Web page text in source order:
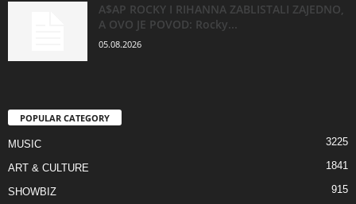
A$AP ROCKY I RIHANNA ZABLISTALI ZAJEDNO,
A OVO JE POVOD: Rocky...
05.08.2026
POPULAR CATEGORY
MUSIC 3225
ART & CULTURE 1841
SHOWBIZ 915